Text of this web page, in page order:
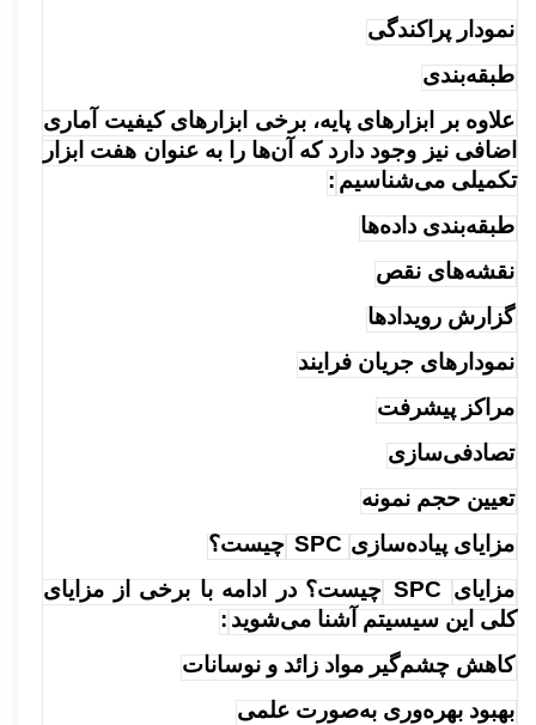
نمودار پراکندگی
طبقه‌بندی
علاوه بر ابزارهای پایه، برخی ابزارهای کیفیت آماری
اضافی نیز وجود دارد که آن‌ها را به عنوان هفت ابزار
تکمیلی می‌شناسیم :
طبقه‌بندی داده‌ها
نقشه‌های نقص
گزارش رویدادها
نمودارهای جریان فرایند
مراکز پیشرفت
تصادفی‌سازی
تعیین حجم نمونه
مزایای پیاده‌سازی SPC چیست؟
مزایای SPC چیست؟ در ادامه با برخی از مزایای
کلی این سیسیتم آشنا می‌شوید :
کاهش چشم‌گیر مواد زائد و نوسانات
بهبود بهره‌وری به‌صورت علمی